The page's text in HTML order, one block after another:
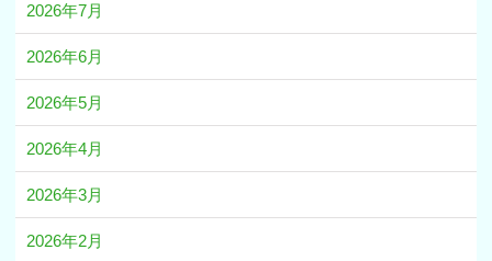
2026年7月
2026年6月
2026年5月
2026年4月
2026年3月
2026年2月